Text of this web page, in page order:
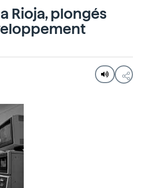
Rioja, plongés